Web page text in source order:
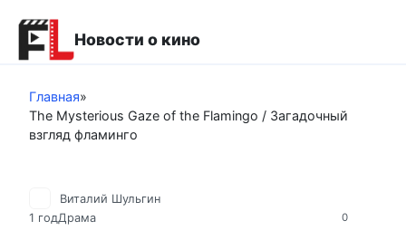
контенту
Новости о кино
Главная»
The Mysterious Gaze of the Flamingo / Загадочный
взгляд фламинго
0
Виталий Шульгин
1 годДрама